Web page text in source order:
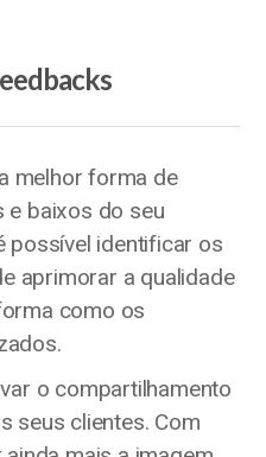
melhor forma de
e baixos do seu
possível identificar os
aprimorar a qualidade
como os
o compartilhamento
seus clientes. Com